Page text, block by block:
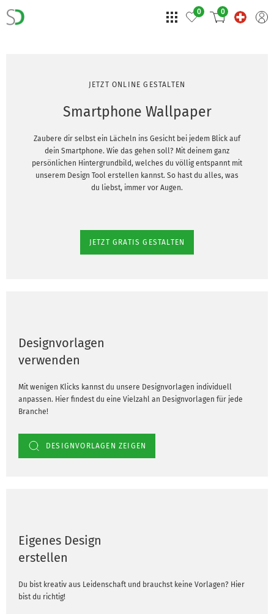
0 0
JETZT ONLINE GESTALTEN
Smartphone Wallpaper
Zaubere dir selbst ein Lächeln ins Gesicht bei jedem Blick auf
dein Smartphone. Wie das gehen soll? Mit deinem ganz
persönlichen Hintergrundbild, welches du völlig entspannt mit
unserem Design Tool erstellen kannst. So hast du alles, was
du liebst, immer vor Augen.
JETZT GRATIS GESTALTEN
Designvorlagen
verwenden
Mit wenigen Klicks kannst du unsere Designvorlagen individuell
anpassen. Hier findest du eine Vielzahl an Designvorlagen für jede
Branche!
DESIGNVORLAGEN ZEIGEN
Eigenes Design
erstellen
Du bist kreativ aus Leidenschaft und brauchst keine Vorlagen? Hier
bist du richtig!